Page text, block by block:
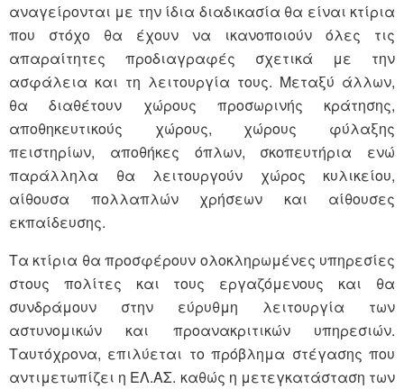
αναγείρονται με την ίδια διαδικασία θα είναι κτίρια
που στόχο θα έχουν να ικανοποιούν όλες τις
απαραίτητες προδιαγραφές σχετικά με την
ασφάλεια και τη λειτουργία τους. Μεταξύ άλλων,
θα διαθέτουν χώρους προσωρινής κράτησης,
αποθηκευτικούς χώρους, χώρους φύλαξης
πειστηρίων, αποθήκες όπλων, σκοπευτήρια ενώ
παράλληλα θα λειτουργούν χώρος κυλικείου,
αίθουσα πολλαπλών χρήσεων και αίθουσες
εκπαίδευσης.
Τα κτίρια θα προσφέρουν ολοκληρωμένες υπηρεσίες
στους πολίτες και τους εργαζόμενους και θα
συνδράμουν στην εύρυθμη λειτουργία των
αστυνομικών και προανακριτικών υπηρεσιών.
Ταυτόχρονα, επιλύεται το πρόβλημα στέγασης που
αντιμετωπίζει η ΕΛ.ΑΣ. καθώς η μετεγκατάσταση των